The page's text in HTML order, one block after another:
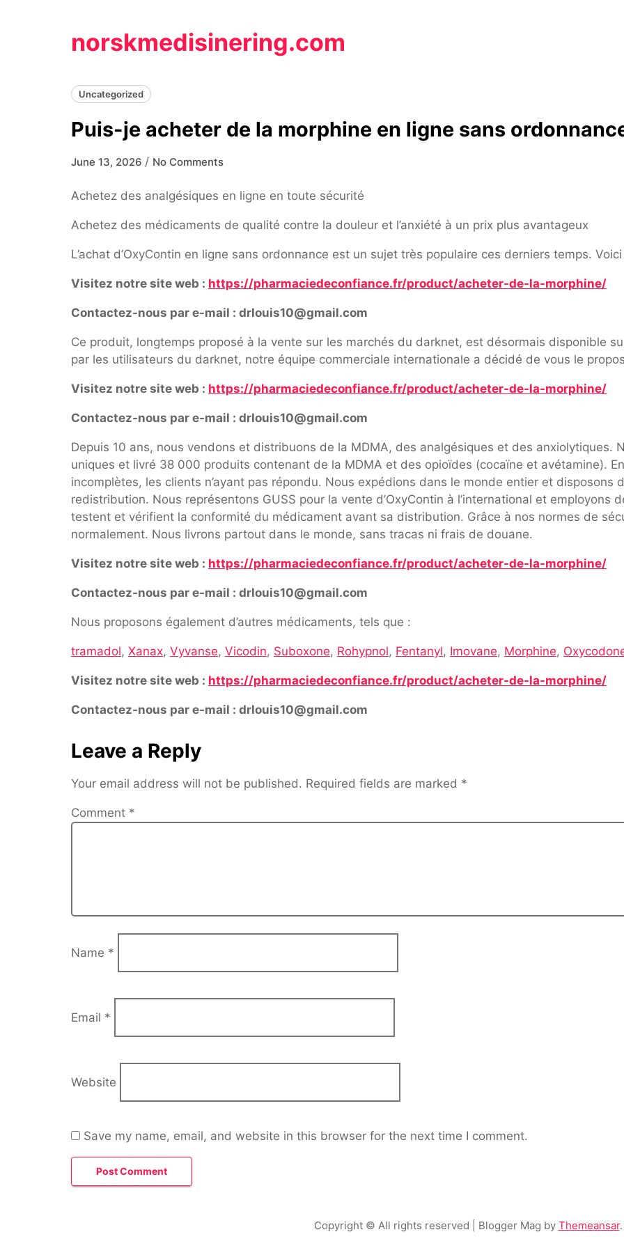
norskmedisinering.com
Uncategorized
Puis-je acheter de la morphine en ligne sans
June 13, 2026 / No Comments
Achetez des analgésiques en ligne en toute sécurité
Achetez des médicaments de qualité contre la douleur et l’anxiété à un prix plus avantageux
L’achat d’OxyContin en ligne sans ordonnance est un sujet très populaire ces derniers temps.
Visitez notre site web : https://pharmaciedeconfiance.fr/product/acheter-de-la-morphine/
Contactez-nous par e-mail : drlouis10@gmail.com
Ce produit, longtemps proposé à la vente sur les marchés du darknet, est désormais disponible
par les utilisateurs du darknet, notre équipe commerciale internationale a décidé de vous le
Visitez notre site web : https://pharmaciedeconfiance.fr/product/acheter-de-la-morphine/
Contactez-nous par e-mail : drlouis10@gmail.com
Depuis 10 ans, nous vendons et distribuons de la MDMA, des analgésiques et des anxiolytiques.
uniques et livré 38 000 produits contenant de la MDMA et des opioïdes (cocaïne et avétamine).
incomplètes, les clients n’ayant pas répondu. Nous expédions dans le monde entier et disposons
redistribution. Nous représentons GUSS pour la vente d’OxyContin à l’international et employons
testent et vérifient la conformité du médicament avant sa distribution. Grâce à nos normes de
normalement. Nous livrons partout dans le monde, sans tracas ni frais de douane.
Visitez notre site web : https://pharmaciedeconfiance.fr/product/acheter-de-la-morphine/
Contactez-nous par e-mail : drlouis10@gmail.com
Nous proposons également d’autres médicaments, tels que :
tramadol, Xanax, Vyvanse, Vicodin, Suboxone, Rohypnol, Fentanyl, Imovane, Morphine,
Visitez notre site web : https://pharmaciedeconfiance.fr/product/acheter-de-la-morphine/
Contactez-nous par e-mail : drlouis10@gmail.com
Leave a Reply
Your email address will not be published. Required fields are marked *
Comment *
Name *
Email *
Website
Save my name, email, and website in this browser for the next time I comment.
Copyright © All rights reserved | Blogger Mag by Themeansar.